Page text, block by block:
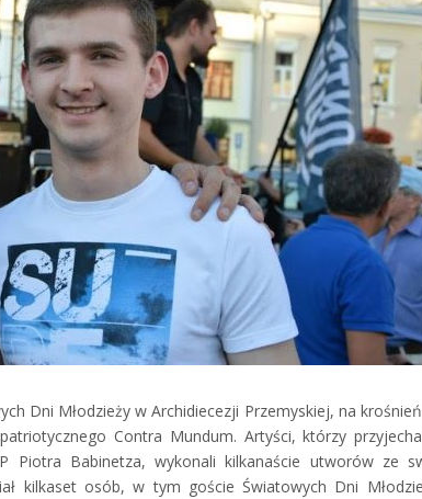
Dni Młodzieży w Archidiecezji Przemyskiej, na
Contra Mundum. Artyści, którzy
Piotra Babinetza, wykonali kilkanaście utworów ze
kilkaset osób, w tym goście Światowych Dni